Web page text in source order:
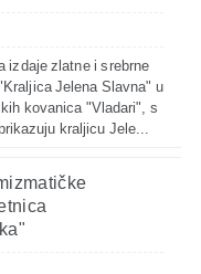
izdaje zlatne i srebrne
Jelena Slavna" u
kovanica "Vladari", s
kraljicu Jele...